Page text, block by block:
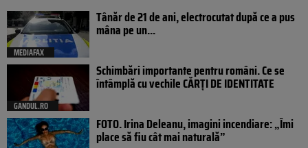
MEDIAFAX
Tânăr de 21 de ani, electrocutat după ce a pus
mâna pe un...
GANDUL.RO
Schimbări importante pentru români. Ce se
întâmplă cu vechile CĂRȚI DE IDENTITATE
FOTO. Irina Deleanu, imagini incendiare: „Îmi
place să fiu cât mai naturală”